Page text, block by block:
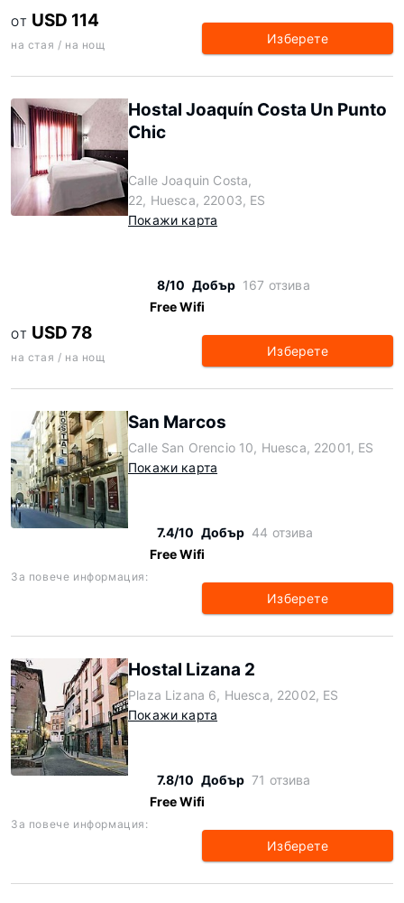
ОТ USD 114
на стая / на нощ Изберете
Hostal Joaquín Costa Un Punto
Chic
Calle Joaquin Costa,
22, Huesca, 22003, ES
Покажи карта
8/10 Добър 167 отзива
Free Wifi
ОТ USD 78
на стая / на нощ Изберете
San Marcos
Calle San Orencio 10, Huesca, 22001, ES
Покажи карта
7.4/10 Добър 44 отзива
Free Wifi
За повече информация:
Изберете
Hostal Lizana 2
Plaza Lizana 6, Huesca, 22002, ES
Покажи карта
7.8/10 Добър 71 отзива
Free Wifi
За повече информация:
Изберете